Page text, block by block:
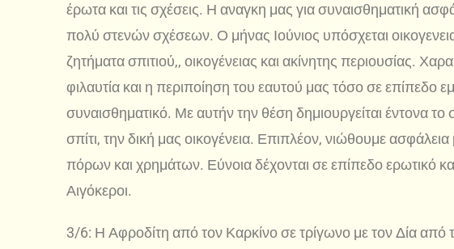
έρωτα και τις σχέσεις. Η αναγκη μας για συναισθηματική
πολύ στενών σχέσεων. Ο μήνας Ιούνιος υπόσχεται
ζητήματα σπιτιού,, οικογένειας και ακίνητης περιουσίας.
φιλαυτία και η περιποίηση του εαυτού μας τόσο σε επίπεδο
συναισθηματικό. Με αυτήν την θέση δημιουργείται έντονα το
σπίτι, την δική μας οικογένεια. Επιπλέον, νιώθουμε
πόρων και χρημάτων. Εύνοια δέχονται σε επίπεδο ερωτικό και
Αιγόκεροι.
3/6: Η Αφροδίτη από τον Καρκίνο σε τρίγωνο με τον Δία από